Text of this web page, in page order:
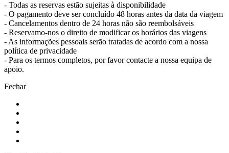
16 Dias 4/5
- Todas as reservas estão sujeitas à disponibilidade
- O pagamento deve ser concluído 48 horas antes da data da viagem
- Cancelamentos dentro de 24 horas não são reembolsáveis
- Reservamo-nos o direito de modificar os horários das viagens
- As informações pessoais serão tratadas de acordo com a nossa
política de privacidade
- Para os termos completos, por favor contacte a nossa equipa de
apoio.
Fechar